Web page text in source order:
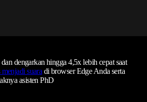
dan dengarkan hingga 4,5x lebih cepat saat
menjadi suara di browser Edge Anda serta
asisten PhD